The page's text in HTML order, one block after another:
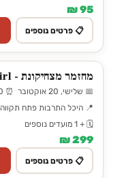
95 ₪
📋 פרטים נוספים
מחזמר מצחיקונת - Funny Girl
📅 שלישי, 20 אוקטובר ⏰ 20:30
📍 היכל התרבות פתח תקווה
🗓️ + 1 מועדים נוספים
299 ₪
📋 פרטים נוספים